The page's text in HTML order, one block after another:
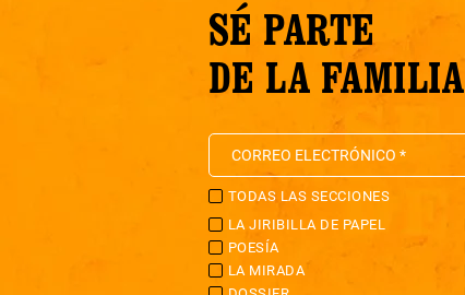
SÉ PARTE
DE LA FAMILIA
TODAS LAS SECCIONES
LA JIRIBILLA DE PAPEL
POESÍA
LA MIRADA